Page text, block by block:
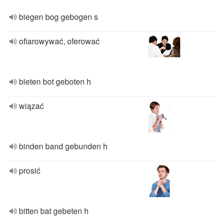
biegen bog gebogen s
ofiarowywać, oferować
bieten bot geboten h
wiązać
binden band gebunden h
prosić
bitten bat gebeten h